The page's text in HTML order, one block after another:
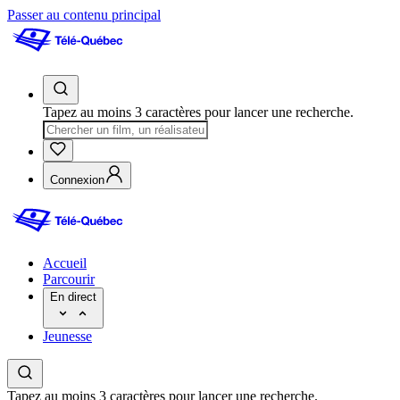
Passer au contenu principal
Tapez au moins 3 caractères pour lancer une recherche.
Connexion
Accueil
Parcourir
En direct
Jeunesse
Tapez au moins 3 caractères pour lancer une recherche.